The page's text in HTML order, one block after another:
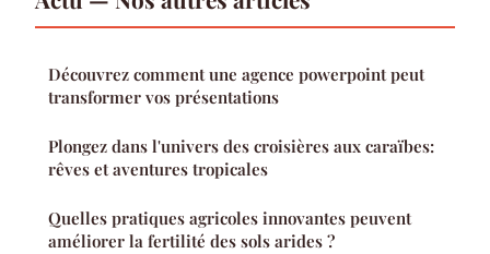
Découvrez comment une agence powerpoint peut
transformer vos présentations
Plongez dans l'univers des croisières aux caraïbes:
rêves et aventures tropicales
Quelles pratiques agricoles innovantes peuvent
améliorer la fertilité des sols arides ?